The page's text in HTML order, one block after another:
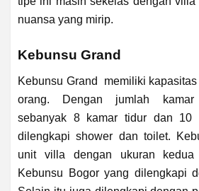
nuansa yang mirip.
Kebunsu Grand
Kebunsu Grand memiliki
orang. Dengan jumlah
sebanyak 8 kamar tidur dan 10
dilengkapi shower dan toilet.
unit villa dengan ukuran
Kebunsu Bogor yang dilengkapi